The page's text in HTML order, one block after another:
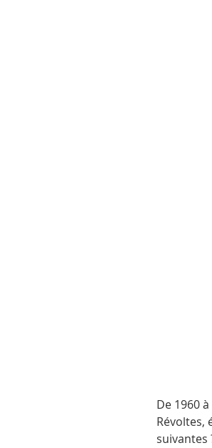
De 1960
Révoltes,
suivantes